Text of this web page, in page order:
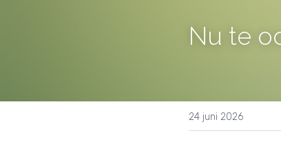
Nu te
24 juni 2026